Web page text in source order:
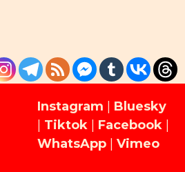
Instagram
Bluesky
Tiktok Facebook
WhatsApp
Vimeo